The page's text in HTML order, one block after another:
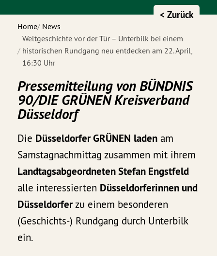
Home News
Weltgeschichte vor der Tür – Unterbilk bei einem
historischen Rundgang neu entdecken am 22. April,
16:30 Uhr
< Zurück
Pressemitteilung von BÜNDNIS
90/DIE GRÜNEN Kreisverband
Düsseldorf
Die Düsseldorfer GRÜNEN laden am
Samstagnachmittag zusammen mit ihrem
Landtagsabgeordneten Stefan Engstfeld
alle interessierten Düsseldorferinnen und
Düsseldorferzu einem besonderen
(Geschichts-) Rundgang durch Unterbilk
ein.